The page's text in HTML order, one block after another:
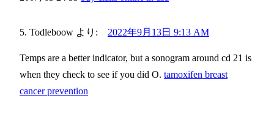
Todleboow より: 2022年9月13日 9:13 AM
Temps are a better indicator, but a sonogram around cd 21 is
when they check to see if you did O. tamoxifen breast
cancer prevention